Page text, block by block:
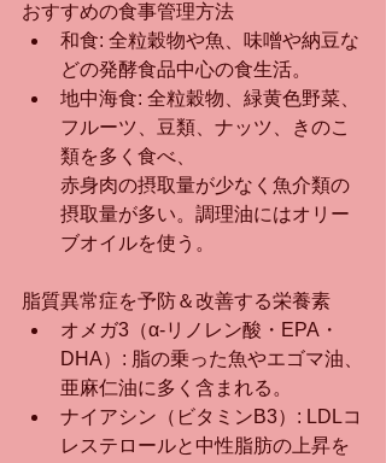
おすすめの食事管理方法
和食: 全粒穀物や魚、味噌や納豆な
どの発酵食品中心の食生活。
地中海食: 全粒穀物、緑黄色野菜、
フルーツ、豆類、ナッツ、きのこ
類を多く食べ、
赤身肉の摂取量が少なく魚介類の
摂取量が多い。調理油にはオリー
ブオイルを使う。
脂質異常症を予防＆改善する栄養素
オメガ3（α-リノレン酸・EPA・
DHA）: 脂の乗った魚やエゴマ油、
亜麻仁油に多く含まれる。
ナイアシン（ビタミンB3）: LDLコ
レステロールと中性脂肪の上昇を